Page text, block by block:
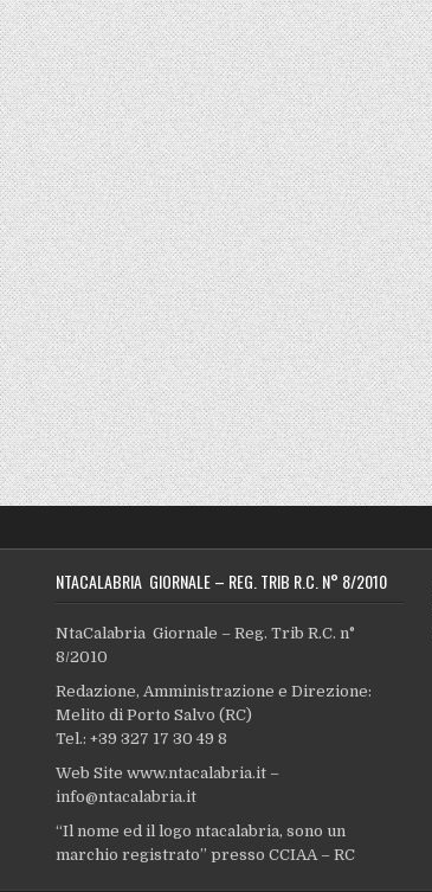
NTACALABRIA GIORNALE – REG. TRIB R.C. N° 8/2010
NtaCalabria Giornale – Reg. Trib R.C. n°
8/2010
Redazione, Amministrazione e Direzione:
Melito di Porto Salvo (RC)
Tel.: +39 327 17 30 49 8
Web Site www.ntacalabria.it –
info@ntacalabria.it
“Il nome ed il logo ntacalabria, sono un
marchio registrato” presso CCIAA – RC